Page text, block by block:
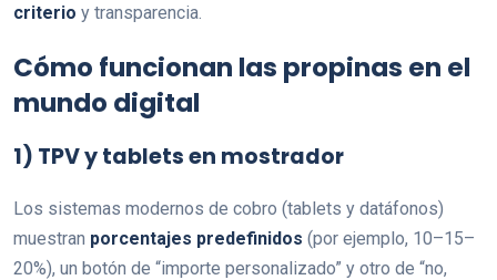
criterio y transparencia.
Cómo funcionan las propinas en el
mundo digital
1) TPV y tablets en mostrador
Los sistemas modernos de cobro (tablets y datáfonos)
muestran porcentajes predefinidos (por ejemplo, 10–15–
20%), un botón de “importe personalizado” y otro de “no,